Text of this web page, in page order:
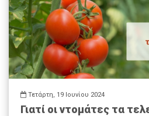
Τετάρτη, 19 Ιουνίου 2024
Γιατί οι ντομάτες τα